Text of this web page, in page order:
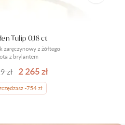
zaręczynowy z żółtego
z brylantem
Tulip 0,18 ct
zł 2 265 zł
-754 zł